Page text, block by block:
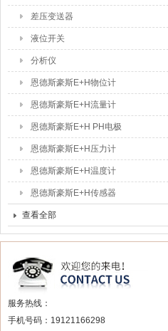
差压变送器
液位开关
分析仪
恩德斯豪斯E+H物位计
恩德斯豪斯E+H流量计
恩德斯豪斯E+H PH电极
恩德斯豪斯E+H压力计
恩德斯豪斯E+H温度计
恩德斯豪斯E+H传感器
查看全部
服务热线：
手机号码：19121166298